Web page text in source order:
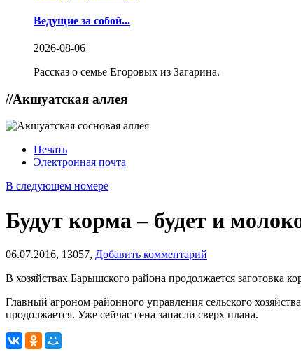
Ведущие за собой...
2026-08-06
Рассказ о семье Егоровых из Загарина.
//Акшуатская аллея
Печать
Электронная почта
В следующем номере
Будут корма – будет и
06.07.2016, 13057, Добавить комментарий
В хозяйствах Барышского района продолжается заготовка
Главный агроном районного управления сельского
продолжается. Уже сейчас сена запасли сверх плана.